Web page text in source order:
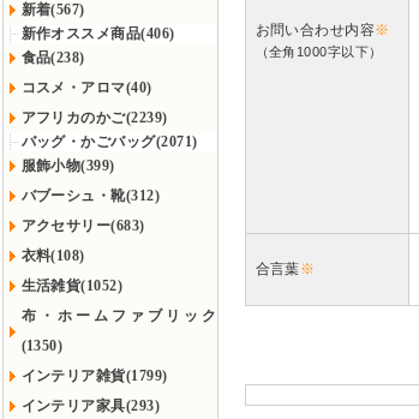
新着(567)
新作オススメ商品(406)
食品(238)
コスメ・アロマ(40)
アフリカのかご(2239)
バッグ・かごバッグ(2071)
服飾小物(399)
バブーシュ・靴(312)
アクセサリー(683)
衣料(108)
生活雑貨(1052)
布・ホームファブリック
(1350)
インテリア雑貨(1799)
インテリア家具(293)
お問い合わせ内容※
（全角1000字以下）
合言葉※